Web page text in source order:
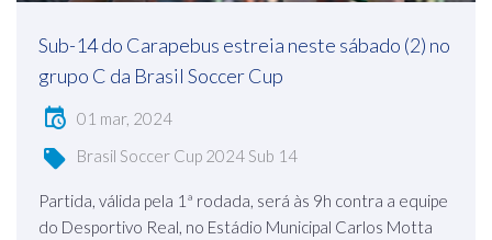
Sub-14 do Carapebus estreia neste sábado (2) no
grupo C da Brasil Soccer Cup
01 mar, 2024
Brasil Soccer Cup 2024 Sub 14
Partida, válida pela 1ª rodada, será às 9h contra a equipe
do Desportivo Real, no Estádio Municipal Carlos Motta